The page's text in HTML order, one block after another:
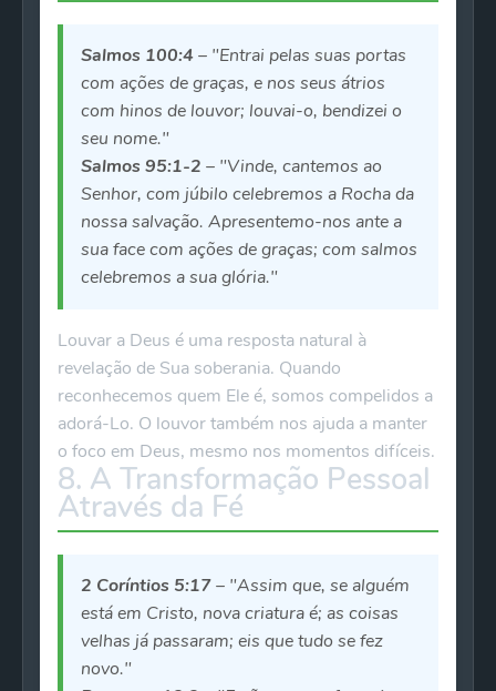
Salmos 100:4– "Entrai pelas suas portas
com ações de graças, e nos seus átrios
com hinos de louvor; louvai-o, bendizei o
seu nome."
Salmos 95:1-2 – "Vinde, cantemos ao
Senhor, com júbilo celebremos a Rocha da
nossa salvação. Apresentemo-nos ante a
sua face com ações de graças; com salmos
celebremos a sua glória."
Louvar a Deus é uma resposta natural à
revelação de Sua soberania. Quando
reconhecemos quem Ele é, somos compelidos a
adorá-Lo. O louvor também nos ajuda a manter
o foco em Deus, mesmo nos momentos difíceis.
8. A Transformação Pessoal
Através da Fé
2 Coríntios 5:17– "Assim que, se alguém
está em Cristo, nova criatura é; as coisas
velhas já passaram; eis que tudo se fez
novo."